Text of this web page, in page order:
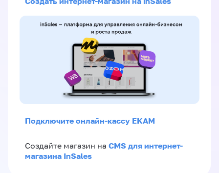
Подключите онлайн-кассу ЕКАМ
Создайте магазин на CMS для интернет-
магазина InSales